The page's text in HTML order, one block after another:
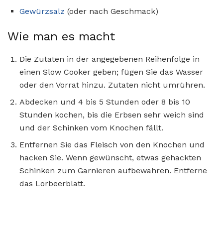
Gewürzsalz (oder nach Geschmack)
Wie man es macht
Die Zutaten in der angegebenen Reihenfolge in
einen Slow Cooker geben; fügen Sie das Wasser
oder den Vorrat hinzu. Zutaten nicht umrühren.
Abdecken und 4 bis 5 Stunden oder 8 bis 10
Stunden kochen, bis die Erbsen sehr weich sind
und der Schinken vom Knochen fällt.
Entfernen Sie das Fleisch von den Knochen und
hacken Sie. Wenn gewünscht, etwas gehackten
Schinken zum Garnieren aufbewahren. Entferne
das Lorbeerblatt.